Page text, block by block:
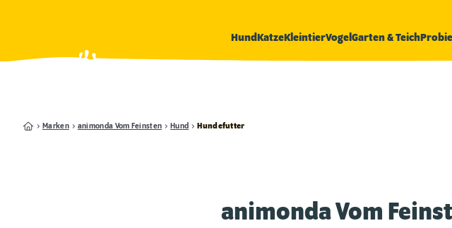
HundKatzeKleintierVogel Garten & Teich
Marken animonda Vom Feinsten Hund Hundefutter
animonda Vom